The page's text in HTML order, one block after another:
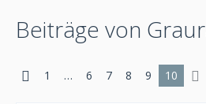
Beiträge von
1 … 6 7 8 9 10